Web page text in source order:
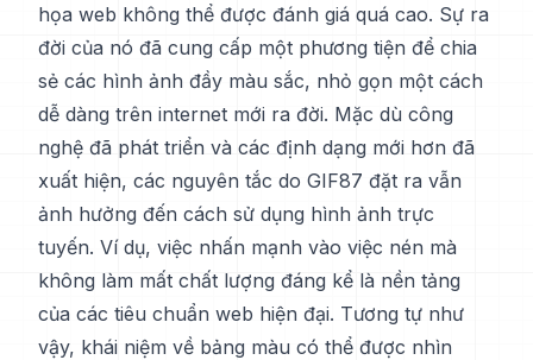
họa web không thể được đánh giá quá cao. Sự ra
đời của nó đã cung cấp một phương tiện để chia
sẻ các hình ảnh đầy màu sắc, nhỏ gọn một cách
dễ dàng trên internet mới ra đời. Mặc dù công
nghệ đã phát triển và các định dạng mới hơn đã
xuất hiện, các nguyên tắc do GIF87 đặt ra vẫn
ảnh hưởng đến cách sử dụng hình ảnh trực
tuyến. Ví dụ, việc nhấn mạnh vào việc nén mà
không làm mất chất lượng đáng kể là nền tảng
của các tiêu chuẩn web hiện đại. Tương tự như
vậy, khái niệm về bảng màu có thể được nhìn